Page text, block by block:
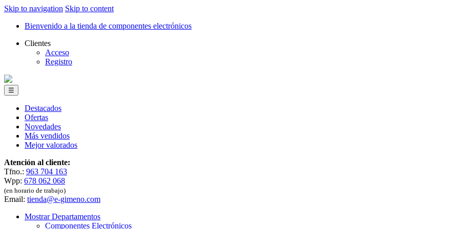
Skip to navigation Skip to content
Bienvenido a la tienda de componentes electrónicos
Clientes
Acceso
Registro
☰
Destacados
Ofertas
Novedades
Más vendidos
Mejor valorados
Atención al cliente:
Tfno.: 963 704 163
Wpp: 678 062 068
(en horario de trabajo)
Email: tienda@e-gimeno.com
Mostrar Departamentos
Componentes Electrónicos